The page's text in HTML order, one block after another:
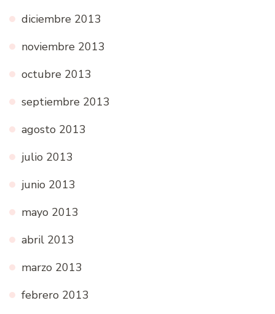
diciembre 2013
noviembre 2013
octubre 2013
septiembre 2013
agosto 2013
julio 2013
junio 2013
mayo 2013
abril 2013
marzo 2013
febrero 2013